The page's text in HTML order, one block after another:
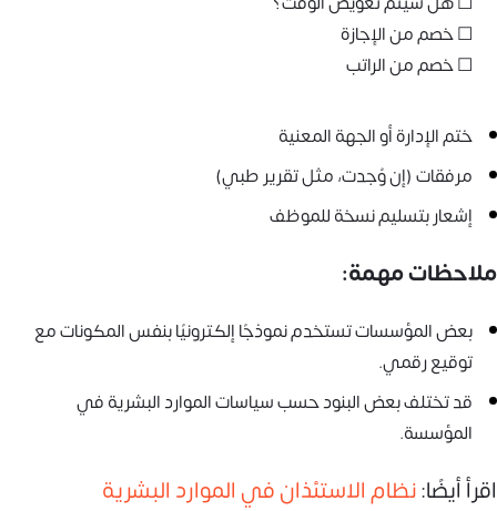
☐ خصم من الإجازة
☐ خصم من الراتب
ختم الإدارة أو الجهة المعنية
مرفقات (إن وُجدت، مثل تقرير طبي)
إشعار بتسليم نسخة للموظف
ملاحظات مهمة:
بعض المؤسسات تستخدم نموذجًا إلكترونيًا بنفس المكونات مع
توقيع رقمي.
قد تختلف بعض البنود حسب سياسات الموارد البشرية في
المؤسسة.
اقرأ أيضًا:نظام الاستئذان في الموارد البشرية